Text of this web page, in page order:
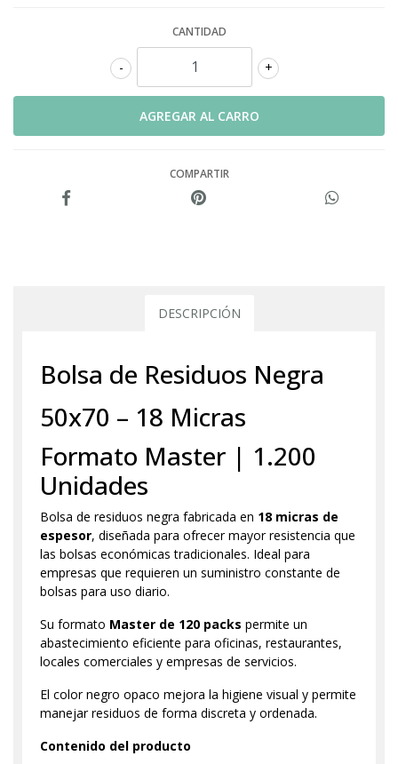
CANTIDAD
+
-
COMPARTIR
DESCRIPCIÓN
Bolsa de Residuos Negra
50x70 – 18 Micras
Formato Master | 1.200
Unidades
Bolsa de residuos negra fabricada en 18 micras de
espesor, diseñada para ofrecer mayor resistencia que
las bolsas económicas tradicionales. Ideal para
empresas que requieren un suministro constante de
bolsas para uso diario.
Su formato Master de 120 packs permite un
abastecimiento eficiente para oficinas, restaurantes,
locales comerciales y empresas de servicios.
El color negro opaco mejora la higiene visual y permite
manejar residuos de forma discreta y ordenada.
Contenido del producto